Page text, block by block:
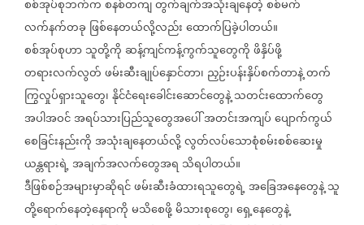
စစ်အုပ်စုဘက်ကစနစ်တကျတွက်ချက်အသုံးချနေတဲ့စစ်မက်
လက်နက်တခု ဖြစ်နေတယ်လို့လည်းထောက်ပြခဲ့ပါတယ်။
စစ်အုပ်စုဟာသူတို့ကိုဆန့်ကျင်ကန့်ကွက်သူတွေကိုဖိနှိပ်ဖို့
တရားလက်လွတ်ဖမ်းဆီးချုပ်နှောင်တာ၊ ညှဉ်းပန်းနှိပ်စက်တာနဲ့တက်
ကြွလှုပ်ရှားသူတွေ၊နိုင်ငံရေးခေါင်းဆောင်တွေနဲ့သတင်းထောက်တွေ
အပါအဝင်အရပ်သားပြည်သူတွေအပေါ်အတင်းအကျပ်ပျောက်ကွယ်
စေခြင်းနည်းကိုအသုံးချနေတယ်လို့လွတ်လပ်သောစုံစမ်းစစ်ဆေးမှု
ယန္တရားရဲ့အချက်အလက်တွေအရ သိရပါတယ်။
ဒီဖြစ်စဉ်အများမှာဆိုရင်ဖမ်းဆီးခံထားရသူတွေရဲ့အခြေအနေတွေနဲ့သူ
တို့ရောက်နေတဲ့နေရာကိုမသိစေဖို့မိသားစုတွေ၊ရှေ့နေတွေနဲ့